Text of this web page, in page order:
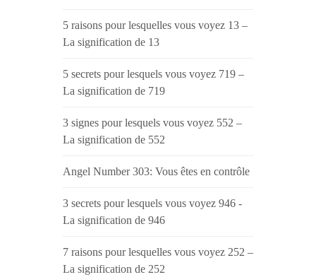
5 raisons pour lesquelles vous voyez 13 –
La signification de 13
5 secrets pour lesquels vous voyez 719 –
La signification de 719
3 signes pour lesquels vous voyez 552 –
La signification de 552
Angel Number 303: Vous êtes en contrôle
3 secrets pour lesquels vous voyez 946 -
La signification de 946
7 raisons pour lesquelles vous voyez 252 –
La signification de 252